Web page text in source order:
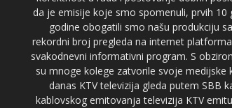
da je emisije koje smo spomenuli, prvih
godine obogatili smo našu produkciju
rekordni broj pregleda na internet
svakodnevni informativni program. S
su mnoge kolege zatvorile svoje medijske
danas KTV televizija gleda putem SBB
kablovskog emitovanja televizija KTV